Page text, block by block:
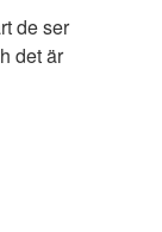
de ser
det är